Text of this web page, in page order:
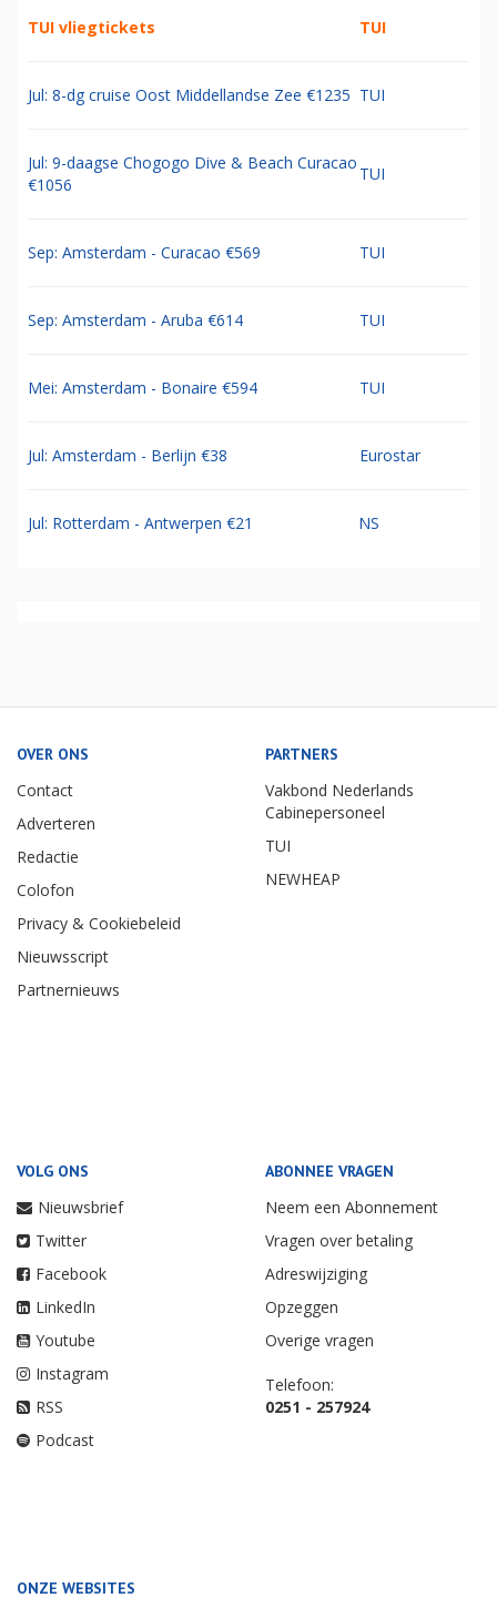
TUI vliegtickets TUI
Jul: 8-dg cruise Oost Middellandse Zee €1235 TUI
Jul: 9-daagse Chogogo Dive & Beach Curacao
€1056
TUI
Sep: Amsterdam - Curacao €569 TUI
Sep: Amsterdam - Aruba €614 TUI
Mei: Amsterdam - Bonaire €594 TUI
Jul: Amsterdam - Berlijn €38 Eurostar
Jul: Rotterdam - Antwerpen €21 NS
OVER ONS
Contact
Adverteren
Redactie
Colofon
Privacy & Cookiebeleid
Nieuwsscript
Partnernieuws
PARTNERS
Vakbond Nederlands
Cabinepersoneel
TUI
NEWHEAP
VOLG ONS
Nieuwsbrief
Twitter
Facebook
LinkedIn
Youtube
Instagram
RSS
Podcast
ABONNEE VRAGEN
Neem een Abonnement
Vragen over betaling
Adreswijziging
Opzeggen
Overige vragen
Telefoon:
0251 - 257924
ONZE WEBSITES